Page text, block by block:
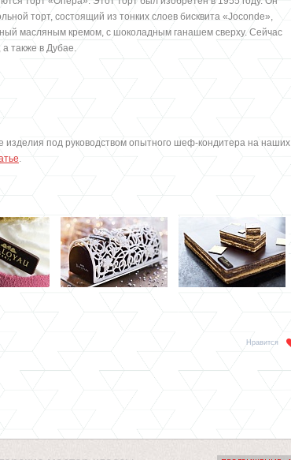
торт, состоящий из тонких слоев бисквита «Joconde»,
масляным кремом, с шоколадным ганашем сверху. Сейчас
также в Дубае.
изделия под руководством опытного шеф-кондитера на наших
.
Нравится